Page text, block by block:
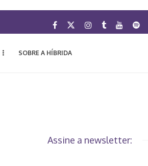
SOBRE A HÍBRIDA
Assine a newsletter: